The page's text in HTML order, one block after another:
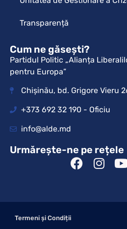
Transparență
Cum ne găsești?
Partidul Politic „Alianța
pentru Europa”
Chișinău, bd. Grigore Vieru
+373 692 32 190 - Oficiu
info@alde.md
Urmărește-ne pe rețele
Termeni și Condiții